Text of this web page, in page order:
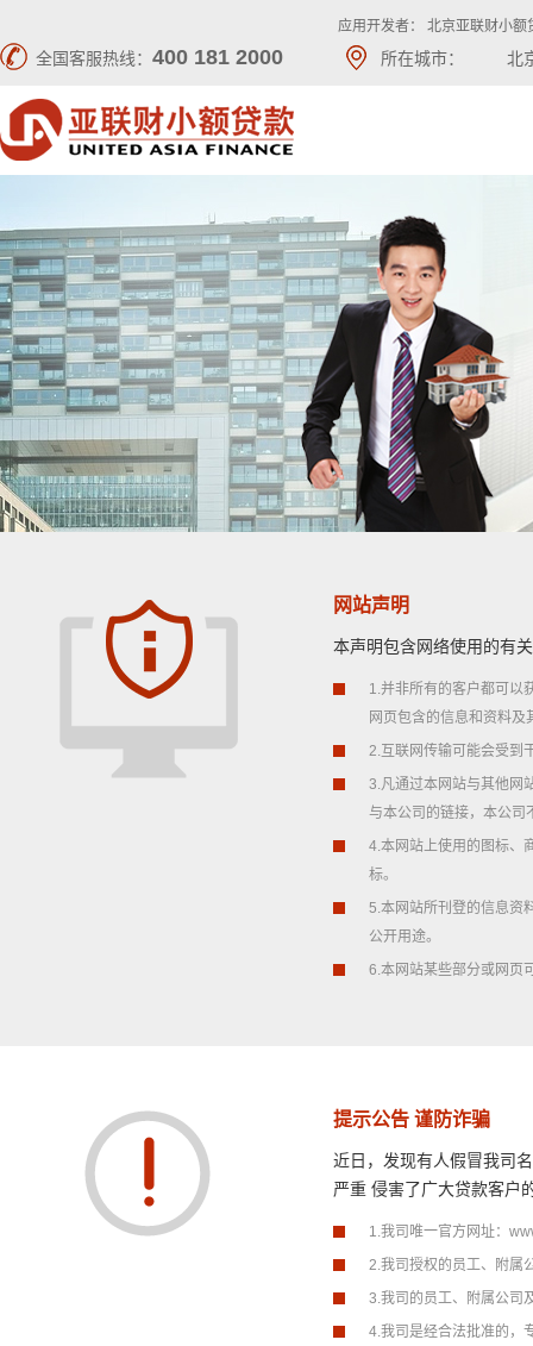
应用开发者： 北京亚联财小
全国客服热线： 400 181 2000 所在城市： 北
网站声明
本声明包含网络使用的有
1.并非所有的客户都可以
网页包含的信息和资料
2.互联网传输可能会受到
3.凡通过本网站与其他网
与本公司的链接，本公司
4.本网站上使用的图标、
标。
5.本网站所刊登的信息资
公开用途。
6.本网站某些部分或网页
提示公告 谨防诈骗
近日，发现有人假冒我司
严重 侵害了广大贷款客户
1.我司唯一官方网址：
2.我司授权的员工、附属
3.我司的员工、附属公司
4.我司是经合法批准的，